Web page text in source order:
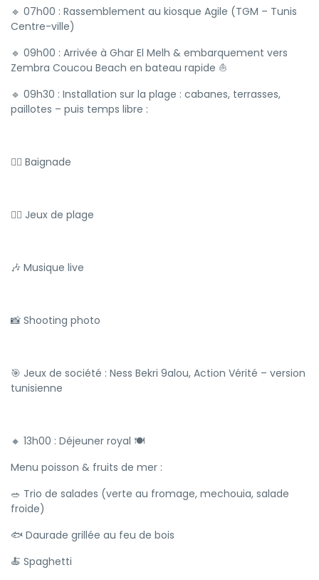
🔹 07h00 : Rassemblement au kiosque Agile (TGM – Tunis
Centre-ville)
🔹 09h00 : Arrivée à Ghar El Melh & embarquement vers
Zembra Coucou Beach en bateau rapide ⛵
🔹 09h30 : Installation sur la plage : cabanes, terrasses,
paillotes – puis temps libre :
🏊‍♂️ Baignade
🤽‍♀️ Jeux de plage
🎶 Musique live
📸 Shooting photo
🎯 Jeux de société : Ness Bekri 9alou, Action Vérité – version
tunisienne
🔸 13h00 : Déjeuner royal 🍽
Menu poisson & fruits de mer :
🥗 Trio de salades (verte au fromage, mechouia, salade
froide)
🐟 Daurade grillée au feu de bois
🍝 Spaghetti